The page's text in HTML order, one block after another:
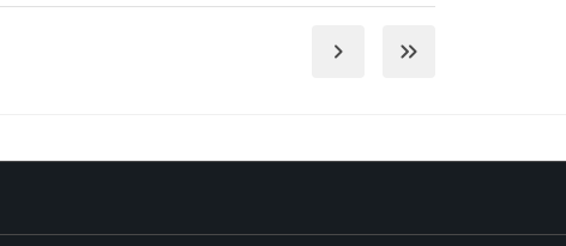
keyboard_arrow_right keyboard_double_arrow_right